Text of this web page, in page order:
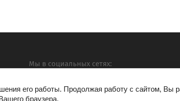
Мы в социальных сетях:
его работы. Продолжая работу с сайтом, Вы
браузера.